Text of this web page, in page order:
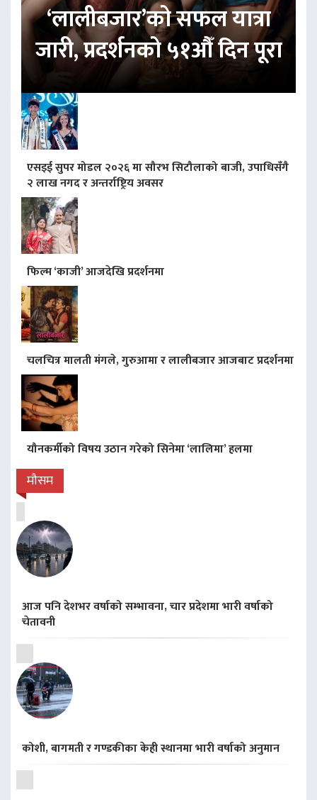
‘लालीबजार’को सफल यात्रा
जारी, प्रदर्शनको ५१औँ दिन पूरा
एसइई सुपर मोडल २०२६ मा सौरभ सिटौलाको बाजी, उपाधिसँगै
२ लाख नगद र अन्तर्राष्ट्रिय अवसर
फिल्म ‘काजी’ आजदेखि प्रदर्शनमा
चलचित्र मालती मंगले, गुरुआमा र लालीबजार आजबाट प्रदर्शनमा
यौनकर्मीको विषय उठान गरेको सिनेमा ‘लालिमा’ हलमा
मौसम
आज पनि देशभर वर्षाको सम्भावना, चार प्रदेशमा भारी वर्षाको
चेतावनी
कोशी, बागमती र गण्डकीका केही स्थानमा भारी वर्षाको अनुमान